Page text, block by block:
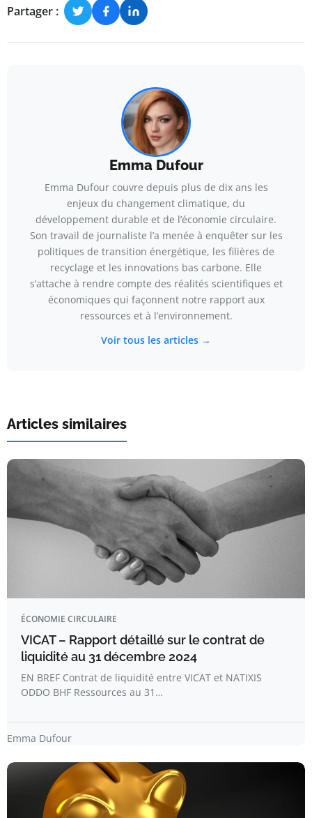
Partager :
Emma Dufour
Emma Dufour couvre depuis plus de dix ans les
enjeux du changement climatique, du
développement durable et de l’économie circulaire.
Son travail de journaliste l’a menée à enquêter sur les
politiques de transition énergétique, les filières de
recyclage et les innovations bas carbone. Elle
s’attache à rendre compte des réalités scientifiques et
économiques qui façonnent notre rapport aux
ressources et à l’environnement.
Voir tous les articles →
Articles similaires
ÉCONOMIE CIRCULAIRE
VICAT – Rapport détaillé sur le contrat de
liquidité au 31 décembre 2024
EN BREF Contrat de liquidité entre VICAT et NATIXIS
ODDO BHF Ressources au 31…
Emma Dufour